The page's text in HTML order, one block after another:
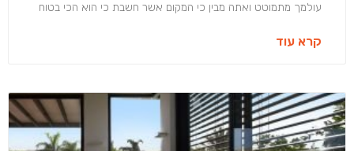
עולמך מתמוטט ואתה מבין כי המקום אשר חשבת כי הוא הכי בטוח
קרא עוד